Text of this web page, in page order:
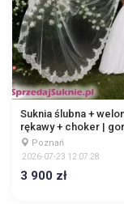
Suknia ślubna +
rękawy + choker |
wiązany | tren
Poznań
2026-07-23 12:07:28
3 900 zł